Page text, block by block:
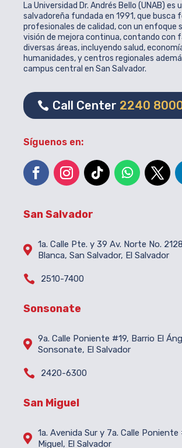
La Universidad Dr. Andrés Bello (UNAB) es
salvadoreña fundada en 1991, que busca
profesionales de calidad, con un enfoque
visión de mejora continua, contando con
diversas áreas, incluyendo salud,
humanidades, y centros regionales
campus central en San Salvador.
Call Center 2240
Síguenos en:
San Salvador
 1a. Calle Pte. y 39 Av. Norte No.
Blanca, San Salvador, El Salvador
 2510-7400
Sonsonate
 9a. Calle Poniente #19, Barrio El
Sonsonate, El Salvador
 2420-6300
San Miguel
 1a. Avenida Sur y 7a. Calle Poniente
Miguel, El Salvador